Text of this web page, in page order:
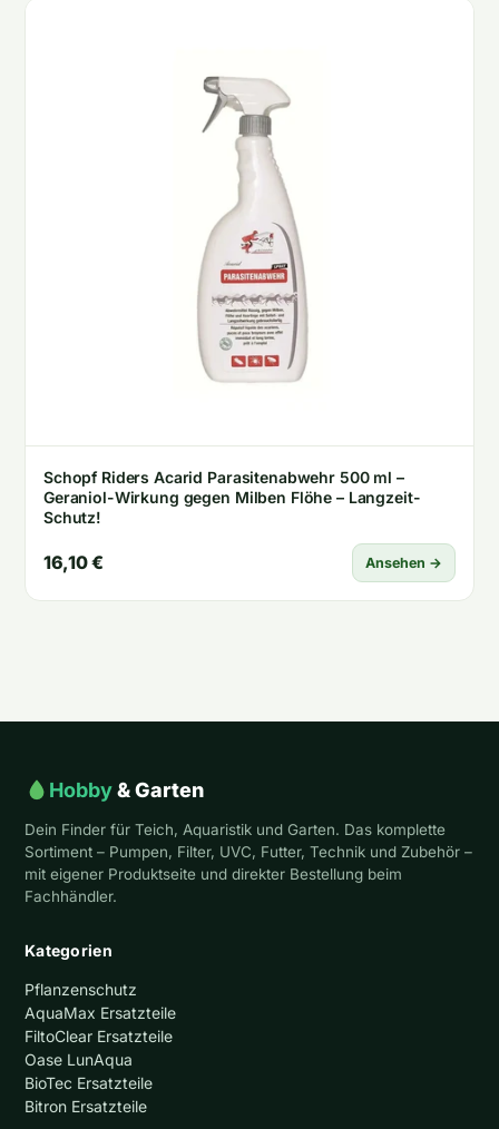
Schopf Riders Acarid Parasitenabwehr 500 ml –
Geraniol-Wirkung gegen Milben Flöhe – Langzeit-
Schutz!
16,10 € Ansehen →
Hobby& Garten
Dein Finder für Teich, Aquaristik und Garten. Das komplette
Sortiment – Pumpen, Filter, UVC, Futter, Technik und Zubehör –
mit eigener Produktseite und direkter Bestellung beim
Fachhändler.
Kategorien
Pflanzenschutz
AquaMax Ersatzteile
FiltoClear Ersatzteile
Oase LunAqua
BioTec Ersatzteile
Bitron Ersatzteile